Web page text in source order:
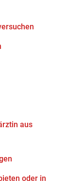
aus
oder in